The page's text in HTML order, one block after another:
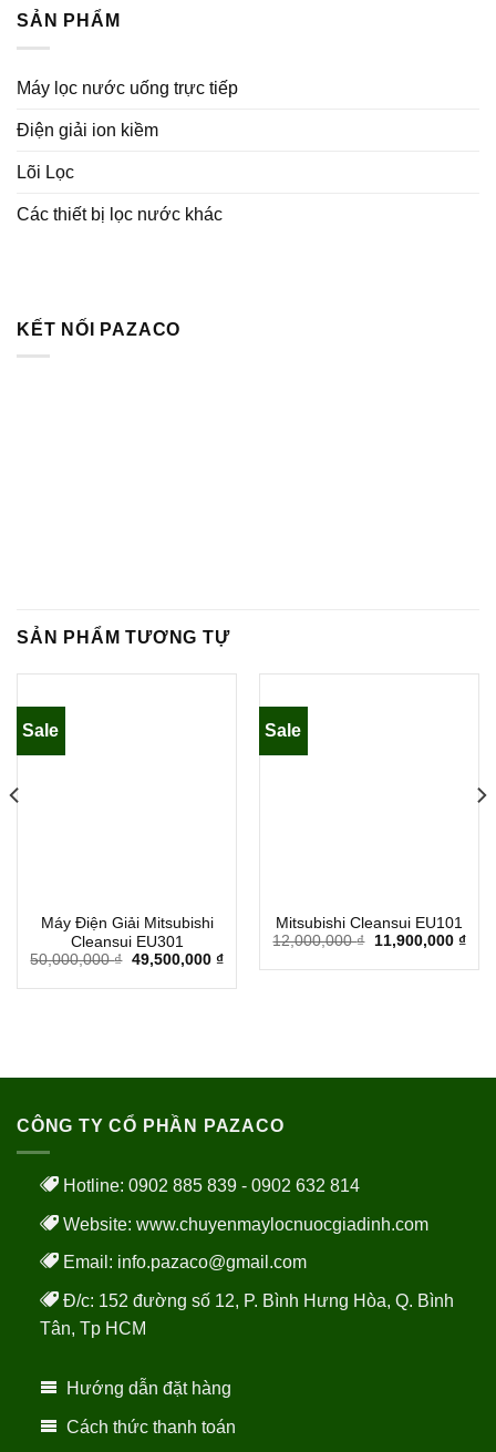
SẢN PHẨM
Máy lọc nước uống trực tiếp
Điện giải ion kiềm
Lõi Lọc
Các thiết bị lọc nước khác
KẾT NỐI PAZACO
SẢN PHẨM TƯƠNG TỰ
Sale
Máy Điện Giải Mitsubishi
Cleansui EU301
50,000,000₫ 49,500,000 ₫
Sale
Mitsubishi Cleansui EU101
12,000,000₫ 11,900,000 ₫
CÔNG TY CỔ PHẦN PAZACO
Hotline: 0902 885 839 - 0902 632 814
Website: www.chuyenmaylocnuocgiadinh.com
Email: info.pazaco@gmail.com
Đ/c: 152 đường số 12, P. Bình Hưng Hòa, Q. Bình
Tân, Tp HCM
Hướng dẫn đặt hàng
Cách thức thanh toán